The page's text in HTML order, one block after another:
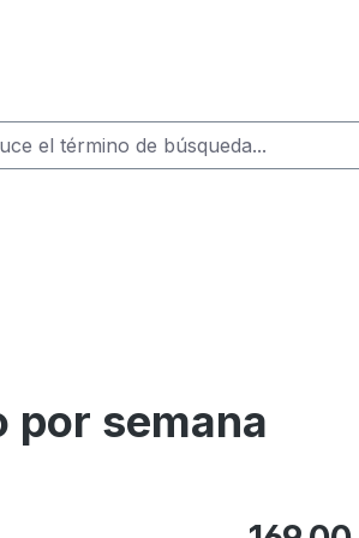
por semana
Precio